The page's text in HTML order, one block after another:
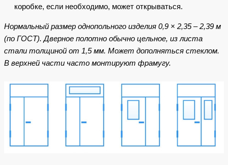
коробке, если необходимо, может открываться.
Нормальный размер однопольного изделия 0,9 × 2,35 – 2,39 м
(по ГОСТ). Дверное полотно обычно цельное, из листа
стали толщиной от 1,5 мм. Может дополняться стеклом.
В верхней части часто монтируют фрамугу.